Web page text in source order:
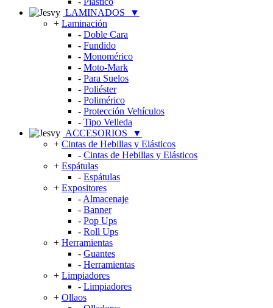
LAMINADOS
▼
+ Laminación
- Doble Cara
- Fundido
- Monomérico
- Moto-Mark
- Para Suelos
- Poliéster
- Polimérico
- Protección Vehículos
- Tipo Velleda
ACCESORIOS
▼
+ Cintas de Hebillas y Elásticos
- Cintas de Hebillas y Elásticos
+ Espátulas
- Espátulas
+ Expositores
- Almacenaje
- Banner
- Pop Ups
- Roll Ups
+ Herramientas
- Guantes
- Herramientas
+ Limpiadores
- Limpiadores
+ Ollaos